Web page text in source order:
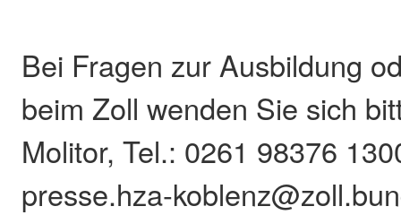
Bei Fragen zur Ausbildung
beim Zoll wenden Sie sich
Molitor, Tel.: 0261 98376
presse.hza-